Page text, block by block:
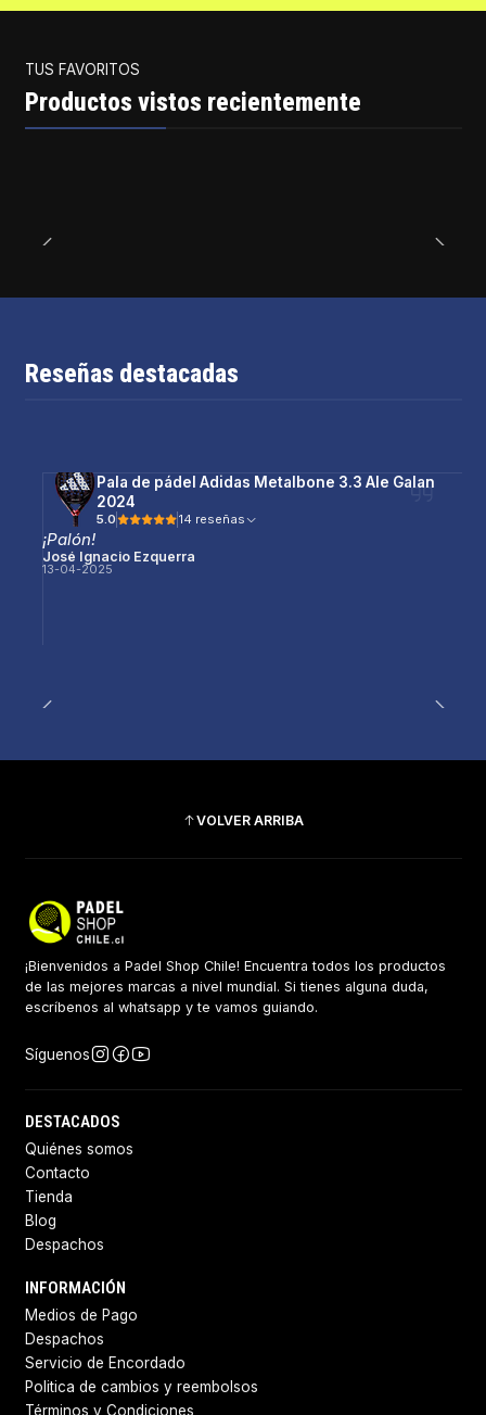
TUS FAVORITOS
Productos vistos recientemente
Reseñas destacadas
Pala de pádel Adidas Metalbone 3.3 Ale Galan
2024
5.0 14 reseñas
¡Palón!
José Ignacio Ezquerra
13-04-2025
VOLVER ARRIBA
¡Bienvenidos a Padel Shop Chile! Encuentra todos los productos
de las mejores marcas a nivel mundial. Si tienes alguna duda,
escríbenos al whatsapp y te vamos guiando.
Síguenos
DESTACADOS
Quiénes somos
Contacto
Tienda
Blog
Despachos
INFORMACIÓN
Medios de Pago
Despachos
Servicio de Encordado
Politica de cambios y reembolsos
Términos y Condiciones